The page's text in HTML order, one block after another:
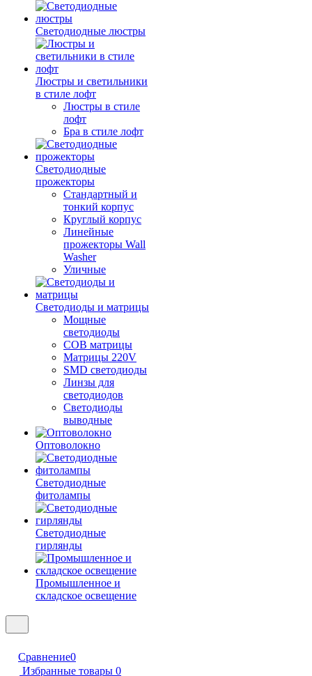
Светодиодные люстры
Люстры и светильники
в стиле лофт
Люстры в стиле
лофт
Бра в стиле лофт
Светодиодные
прожекторы
Стандартный и
тонкий корпус
Круглый корпус
Линейные
прожекторы Wall
Washer
Уличные
Светодиоды и матрицы
Мощные
светодиоды
COB матрицы
Матрицы 220V
SMD светодиоды
Линзы для
светодиодов
Светодиоды
выводные
Оптоволокно
Светодиодные
фитолампы
Светодиодные
гирлянды
Промышленное и
складское освещение
Сравнение0
Избранные товары 0